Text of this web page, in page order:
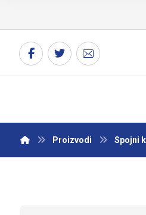
Proizvodi Spojni